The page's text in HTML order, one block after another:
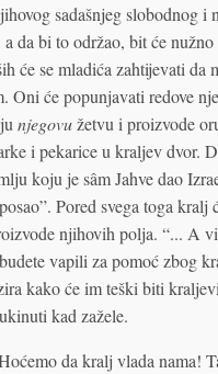
sadašnjeg slobodnog
da bi to održao, bit će
će se mladića zahtijevati
Oni će popunjavati redove
njegovužetvu i proizvode
i pekarice u kraljev dvor.
koju je sâm Jahve dao
Pored svega toga
njihovih polja. “... A
vapili za pomoć zbog
kako će im teški biti
kad zažele.
da kralj vlada nama!